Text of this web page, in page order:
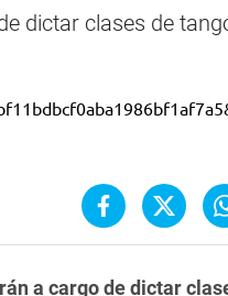
dictar clases de
a cargo de dictar